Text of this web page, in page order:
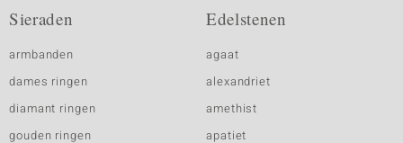
Sieraden
armbanden
dames ringen
diamant ringen
gouden ringen
Edelstenen
agaat
alexandriet
amethist
apatiet